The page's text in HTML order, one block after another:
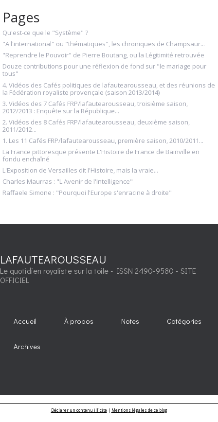
Pages
Qu'est-ce que le "Système" ?
"A l'international" ou "thématiques", les chroniques de Champsaur...
"Reprendre le Pouvoir" de Pierre Boutang, ou la Légitimité retrouvée
Douze contributions pour une réflexion de fond sur "le mariage pour
tous"
4. Vidéos des Cafés politiques de lafautearousseau, et des réunions de
la Fédération royaliste provençale (saison 2013/2014)
3. Vidéos des 7 Cafés FRP/lafautearousseau, troisième saison,
2012/2013 : Enquête sur la République...
2. Vidéos des 8 Cafés FRP/lafautearousseau, deuxième saison,
2011/2012...
1. Les 11 Cafés FRP/lafautearousseau, première saison, 2010/2011...
La France pittoresque présente L'Histoire de France de Bainville en
fondu enchaîné
L'Exposition de Versailles dit l'Histoire, mais la vraie...
Charles Maurras : "L'Avenir de l'Intelligence"
Raffaele Simone : "Pourquoi l'Europe s'enracine à droite"
LAFAUTEAROUSSEAU
Le quotidien royaliste sur la toile - ISSN 2490-9580 - SITE
OFFICIEL
Accueil À propos Notes Catégories
Archives
Déclarer un contenu illicite| Mentions légales de ce blog